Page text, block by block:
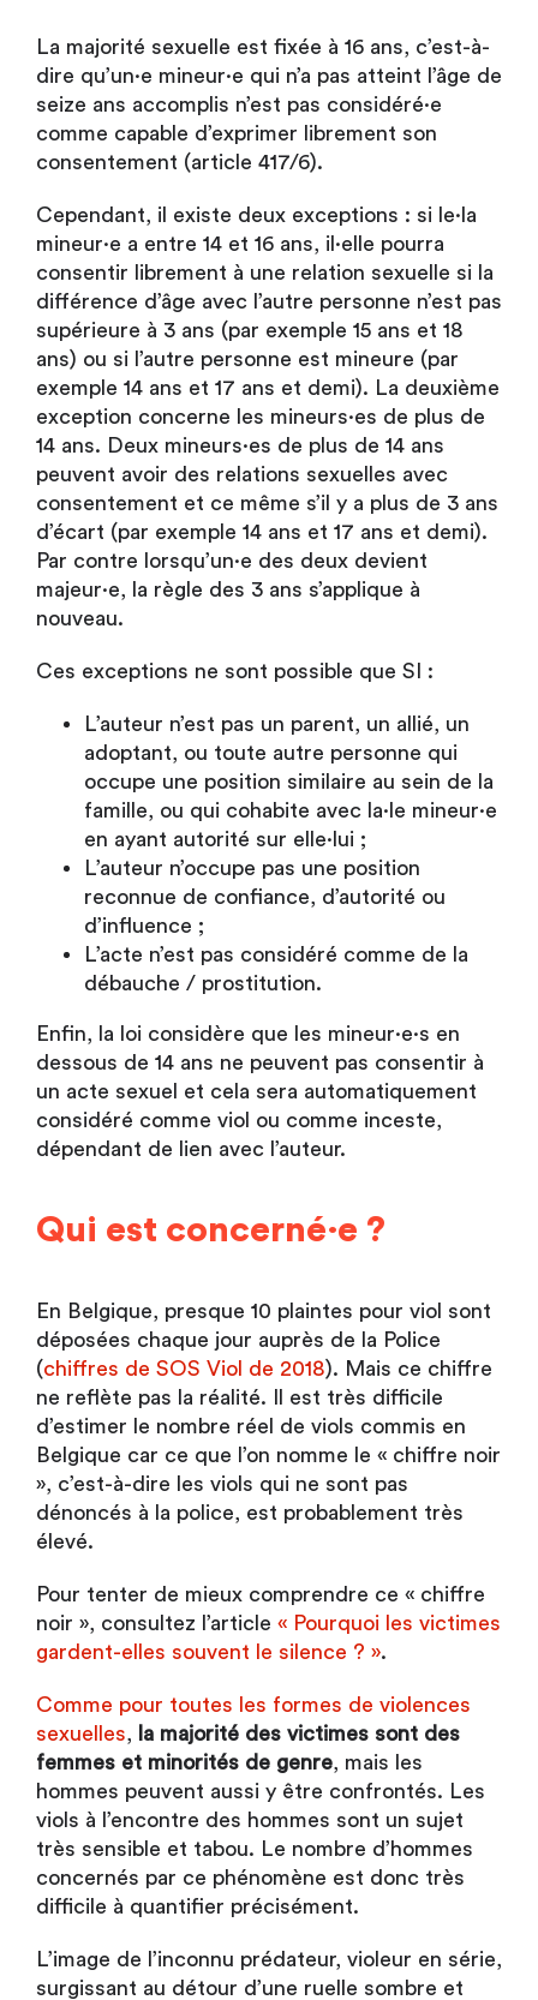
La majorité sexuelle est fixée à 16 ans, c’est-à-
dire qu’un·e mineur·e qui n’a pas atteint l’âge de
seize ans accomplis n’est pas considéré·e
comme capable d’exprimer librement son
consentement (article 417/6).
Cependant, il existe deux exceptions : si le·la
mineur·e a entre 14 et 16 ans, il·elle pourra
consentir librement à une relation sexuelle si la
différence d’âge avec l’autre personne n’est pas
supérieure à 3 ans (par exemple 15 ans et 18
ans) ou si l’autre personne est mineure (par
exemple 14 ans et 17 ans et demi). La deuxième
exception concerne les mineurs·es de plus de
14 ans. Deux mineurs·es de plus de 14 ans
peuvent avoir des relations sexuelles avec
consentement et ce même s’il y a plus de 3 ans
d’écart (par exemple 14 ans et 17 ans et demi).
Par contre lorsqu’un·e des deux devient
majeur·e, la règle des 3 ans s’applique à
nouveau.
Ces exceptions ne sont possible que SI :
L’auteur n’est pas un parent, un allié, un
adoptant, ou toute autre personne qui
occupe une position similaire au sein de la
famille, ou qui cohabite avec la·le mineur·e
en ayant autorité sur elle·lui ;
L’auteur n’occupe pas une position
reconnue de confiance, d’autorité ou
d’influence ;
L’acte n’est pas considéré comme de la
débauche / prostitution.
Enfin, la loi considère que les mineur·e·s en
dessous de 14 ans ne peuvent pas consentir à
un acte sexuel et cela sera automatiquement
considéré comme viol ou comme inceste,
dépendant de lien avec l’auteur.
Qui est concerné·e ?
En Belgique, presque 10 plaintes pour viol sont
déposées chaque jour auprès de la Police
(chiffres de SOS Viol de 2018). Mais ce chiffre
ne reflète pas la réalité. Il est très difficile
d’estimer le nombre réel de viols commis en
Belgique car ce que l’on nomme le « chiffre noir
», c’est-à-dire les viols qui ne sont pas
dénoncés à la police, est probablement très
élevé.
Pour tenter de mieux comprendre ce « chiffre
noir », consultez l’article « Pourquoi les victimes
gardent-elles souvent le silence ? ».
Comme pour toutes les formes de violences
sexuelles,
la majorité des victimes sont des
femmes et minorités de genre, mais les
hommes peuvent aussi y être confrontés. Les
viols à l’encontre des hommes sont un sujet
très sensible et tabou. Le nombre d’hommes
concernés par ce phénomène est donc très
difficile à quantifier précisément.
L’image de l’inconnu prédateur, violeur en série,
surgissant au détour d’une ruelle sombre et